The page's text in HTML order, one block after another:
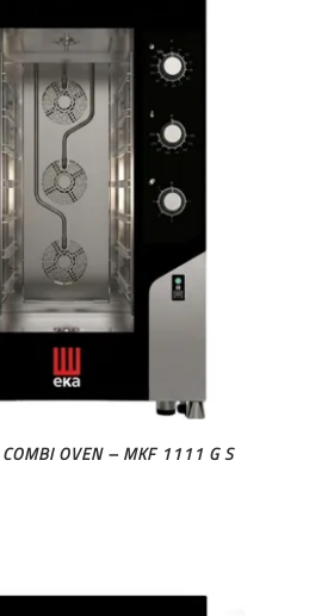
COMBI OVEN – MKF 1111 G S